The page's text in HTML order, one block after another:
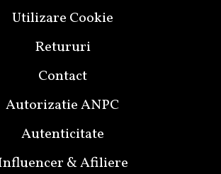
Utilizare Cookie
Retururi
Contact
Autorizatie ANPC
Autenticitate
& Afiliere